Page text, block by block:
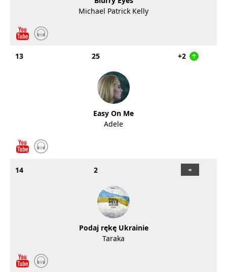
Michael Patrick Kelly
13 25 +2
Easy On Me
Adele
14 2
Podaj rękę Ukrainie
Taraka